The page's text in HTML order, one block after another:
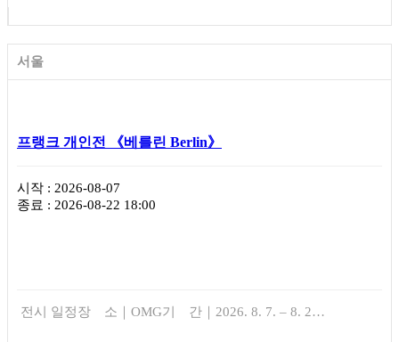
서울
프랭크 개인전 《베를린 Berlin》
시작 : 2026-08-07
종료 : 2026-08-22 18:00
전시 일정장 소｜OMG기 간｜2026. 8. 7. – 8. 2…